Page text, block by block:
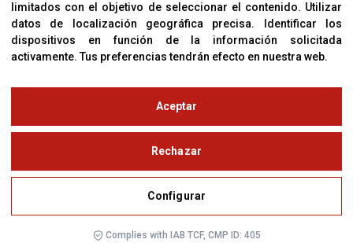
CONTACTO
T. (+34) 93 638 38 60
Email: corver@corver.es
© Copyright 2019
limitados con el objetivo de seleccionar el contenido. Utilizar
datos de localización geográfica precisa.
Identificar los
dispositivos en función de la información solicitada
activamente.Tus preferencias tendrán efecto en nuestra web.
Configurar
Rechazar
Aceptar
Complies with IAB TCF, CMP ID: 405
Aviso Legal
Configurar